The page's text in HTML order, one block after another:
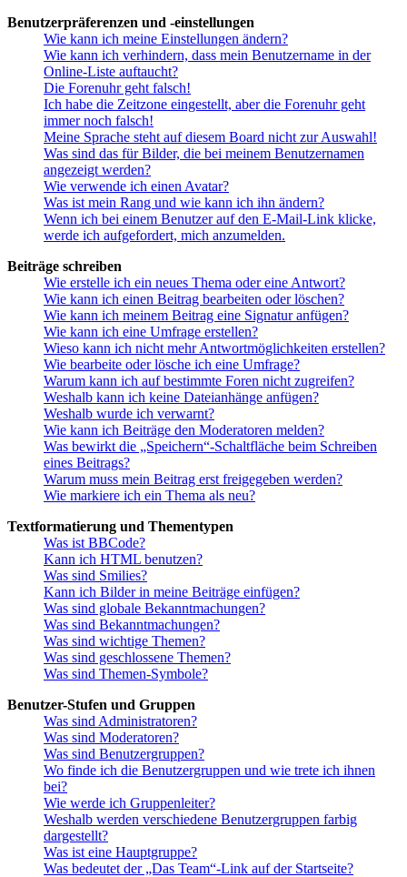
Benutzerpräferenzen und -einstellungen
Wie kann ich meine Einstellungen ändern?
Wie kann ich verhindern, dass mein Benutzername in der
Online-Liste auftaucht?
Die Forenuhr geht falsch!
Ich habe die Zeitzone eingestellt, aber die Forenuhr geht
immer noch falsch!
Meine Sprache steht auf diesem Board nicht zur Auswahl!
Was sind das für Bilder, die bei meinem Benutzernamen
angezeigt werden?
Wie verwende ich einen Avatar?
Was ist mein Rang und wie kann ich ihn ändern?
Wenn ich bei einem Benutzer auf den E-Mail-Link klicke,
werde ich aufgefordert, mich anzumelden.
Beiträge schreiben
Wie erstelle ich ein neues Thema oder eine Antwort?
Wie kann ich einen Beitrag bearbeiten oder löschen?
Wie kann ich meinem Beitrag eine Signatur anfügen?
Wie kann ich eine Umfrage erstellen?
Wieso kann ich nicht mehr Antwortmöglichkeiten erstellen?
Wie bearbeite oder lösche ich eine Umfrage?
Warum kann ich auf bestimmte Foren nicht zugreifen?
Weshalb kann ich keine Dateianhänge anfügen?
Weshalb wurde ich verwarnt?
Wie kann ich Beiträge den Moderatoren melden?
Was bewirkt die „Speichern“-Schaltfläche beim Schreiben
eines Beitrags?
Warum muss mein Beitrag erst freigegeben werden?
Wie markiere ich ein Thema als neu?
Textformatierung und Thementypen
Was ist BBCode?
Kann ich HTML benutzen?
Was sind Smilies?
Kann ich Bilder in meine Beiträge einfügen?
Was sind globale Bekanntmachungen?
Was sind Bekanntmachungen?
Was sind wichtige Themen?
Was sind geschlossene Themen?
Was sind Themen-Symbole?
Benutzer-Stufen und Gruppen
Was sind Administratoren?
Was sind Moderatoren?
Was sind Benutzergruppen?
Wo finde ich die Benutzergruppen und wie trete ich ihnen
bei?
Wie werde ich Gruppenleiter?
Weshalb werden verschiedene Benutzergruppen farbig
dargestellt?
Was ist eine Hauptgruppe?
Was bedeutet der „Das Team“-Link auf der Startseite?